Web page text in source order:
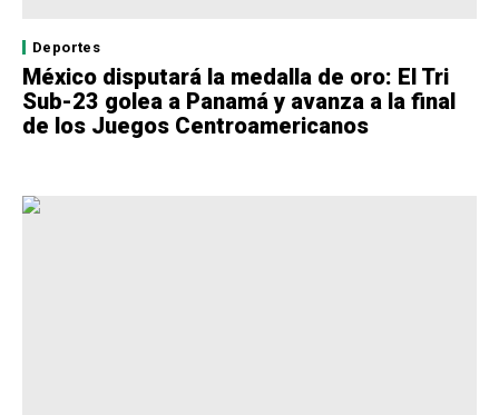
Deportes
México disputará la medalla de oro: El Tri
Sub-23 golea a Panamá y avanza a la final
de los Juegos Centroamericanos